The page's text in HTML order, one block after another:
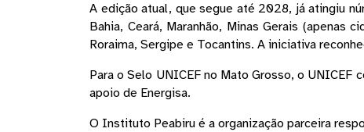
A edição atual, que segue até 2028, já atingiu
Bahia, Ceará, Maranhão, Minas Gerais (apenas
Roraima, Sergipe e Tocantins. A iniciativa
Para o Selo UNICEF no Mato Grosso, o UNICEF
apoio de Energisa.
O Instituto Peabiru é a organização parceira